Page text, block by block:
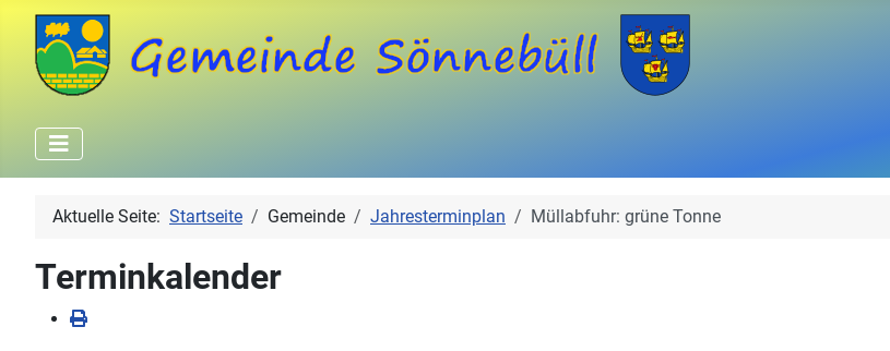
Aktuelle Seite: Startseite Gemeinde Jahresterminplan Müllabfuhr: grüne Tonne
Terminkalender